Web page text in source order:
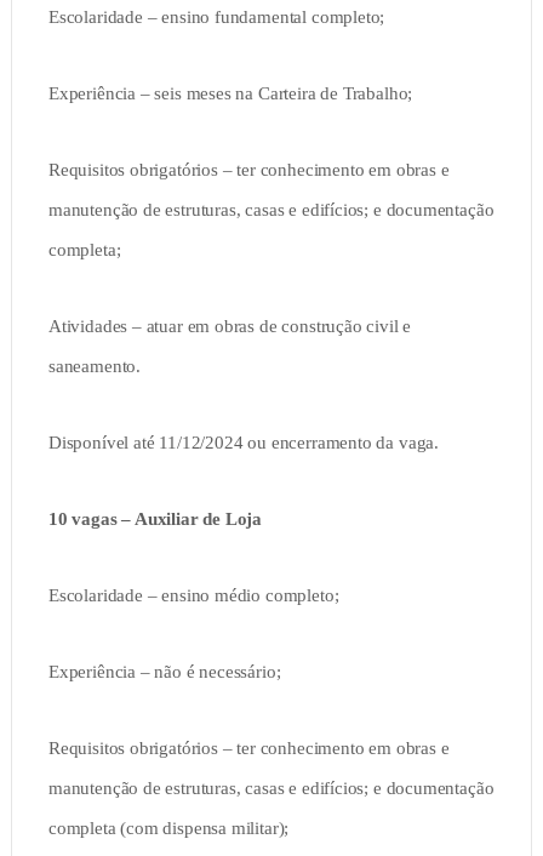
Escolaridade – ensino fundamental completo;
Experiência – seis meses na Carteira de Trabalho;
Requisitos obrigatórios – ter conhecimento em obras e
manutenção de estruturas, casas e edifícios; e documentação
completa;
Atividades – atuar em obras de construção civil e
saneamento.
Disponível até 11/12/2024 ou encerramento da vaga.
10 vagas – Auxiliar de Loja
Escolaridade – ensino médio completo;
Experiência – não é necessário;
Requisitos obrigatórios – ter conhecimento em obras e
manutenção de estruturas, casas e edifícios; e documentação
completa (com dispensa militar);